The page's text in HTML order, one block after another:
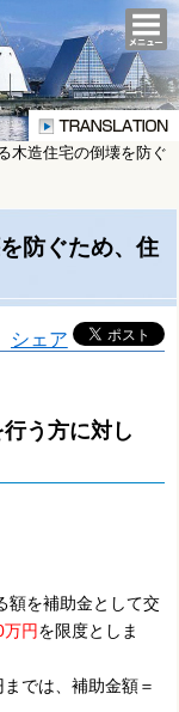
木造住宅の倒壊を防ぐ
防ぐため、住
シェア
う方に対し
額を補助金として交
万円を限度としま
では、補助金額＝